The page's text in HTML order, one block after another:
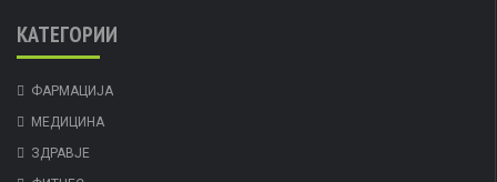
КАТЕГОРИИ
ФАРМАЦИЈА
МЕДИЦИНА
ЗДРАВЈЕ